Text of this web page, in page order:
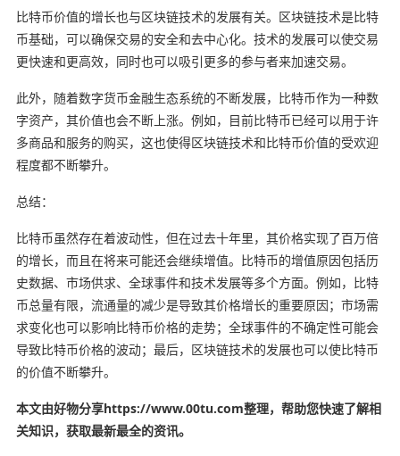
比特币价值的增长也与区块链技术的发展有关。区块链技术是比特
币基础，可以确保交易的安全和去中心化。技术的发展可以使交易
更快速和更高效，同时也可以吸引更多的参与者来加速交易。
此外，随着数字货币金融生态系统的不断发展，比特币作为一种数
字资产，其价值也会不断上涨。例如，目前比特币已经可以用于许
多商品和服务的购买，这也使得区块链技术和比特币价值的受欢迎
程度都不断攀升。
总结：
比特币虽然存在着波动性，但在过去十年里，其价格实现了百万倍
的增长，而且在将来可能还会继续增值。比特币的增值原因包括历
史数据、市场供求、全球事件和技术发展等多个方面。例如，比特
币总量有限，流通量的减少是导致其价格增长的重要原因；市场需
求变化也可以影响比特币价格的走势；全球事件的不确定性可能会
导致比特币价格的波动；最后，区块链技术的发展也可以使比特币
的价值不断攀升。
本文由好物分享https://www.00tu.com整理，帮助您快速了解相
关知识，获取最新最全的资讯。